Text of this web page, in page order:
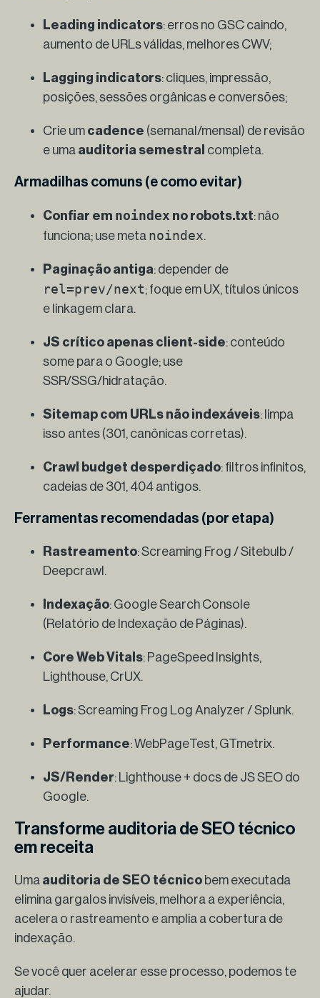
Leading indicators: erros no GSC caindo,
aumento de URLs válidas, melhores CWV;
Lagging indicators: cliques, impressão,
posições, sessões orgânicas e conversões;
Crie um cadence (semanal/mensal) de revisão
e uma auditoria semestral completa.
Armadilhas comuns (e como evitar)
Confiar em noindex no robots.txt: não
funciona; use meta noindex.
Paginação antiga: depender de
rel=prev/next; foque em UX, títulos únicos
e linkagem clara.
JS crítico apenas client-side: conteúdo
some para o Google; use
SSR/SSG/hidratação.
Sitemap com URLs não indexáveis: limpa
isso antes (301, canônicas corretas).
Crawl budget desperdiçado: filtros infinitos,
cadeias de 301, 404 antigos.
Ferramentas recomendadas (por etapa)
Rastreamento: Screaming Frog / Sitebulb /
Deepcrawl.
Indexação: Google Search Console
(Relatório de Indexação de Páginas).
Core Web Vitals: PageSpeed Insights,
Lighthouse, CrUX.
Logs: Screaming Frog Log Analyzer / Splunk.
Performance: WebPageTest, GTmetrix.
JS/Render: Lighthouse + docs de JS SEO do
Google.
Transforme auditoria de SEO técnico
em receita
Uma auditoria de SEO técnico bem executada
elimina gargalos invisíveis, melhora a experiência,
acelera o rastreamento e amplia a cobertura de
indexação.
Se você quer acelerar esse processo, podemos te
ajudar.